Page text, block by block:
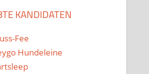
KANDIDATEN
Fee
Hundeleine